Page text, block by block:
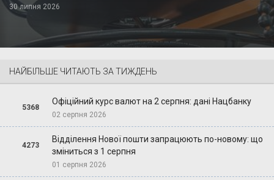
30 липня 2026
НАЙБІЛЬШЕ ЧИТАЮТЬ ЗА ТИЖДЕНЬ
5368
Офіційний курс валют на 2 серпня: дані Нацбанку
02 серпня 2026
4273
Відділення Нової пошти запрацюють по-новому: що
зміниться з 1 серпня
01 серпня 2026